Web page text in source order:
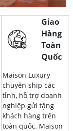
Giao
Hàng
Toàn
Quốc
Maison Luxury
chuyên ship các
tỉnh, hỗ trợ doanh
nghiệp gửi tặng
khách hàng trên
toàn quốc. Maison